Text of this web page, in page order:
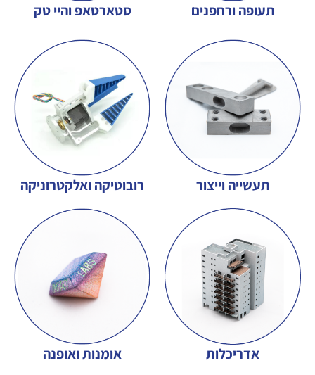
תעופה ורחפנים סטארטאפ והיי טק
תעשייה וייצור רובוטיקה ואלקטרוניקה
אדריכלות אומנות ואופנה